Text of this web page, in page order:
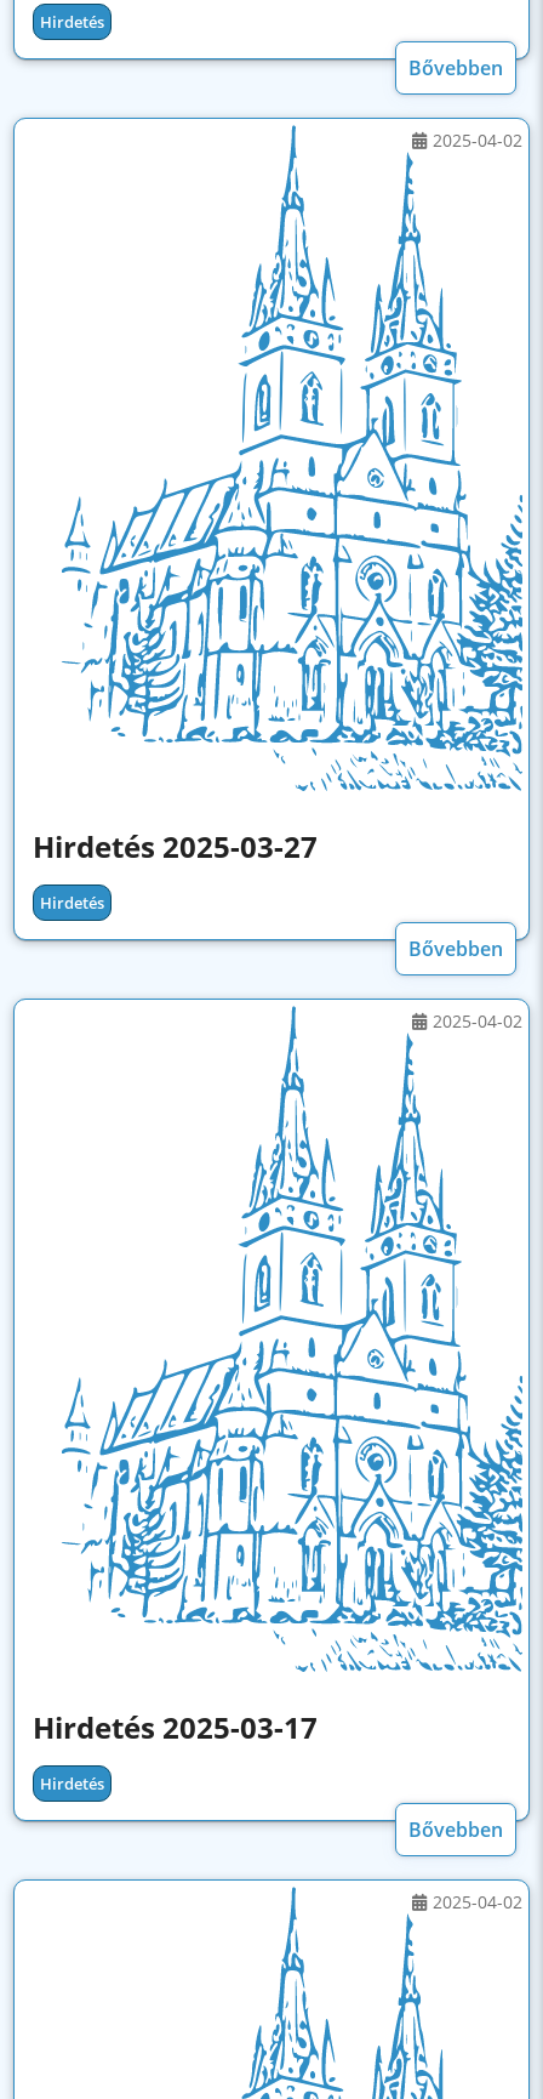
Bővebben
Hirdetés
Hirdetés 2025-03-27
2025-04-02
Bővebben
Hirdetés
Hirdetés 2025-03-17
2025-04-02
Bővebben
Hirdetés
2025-04-02